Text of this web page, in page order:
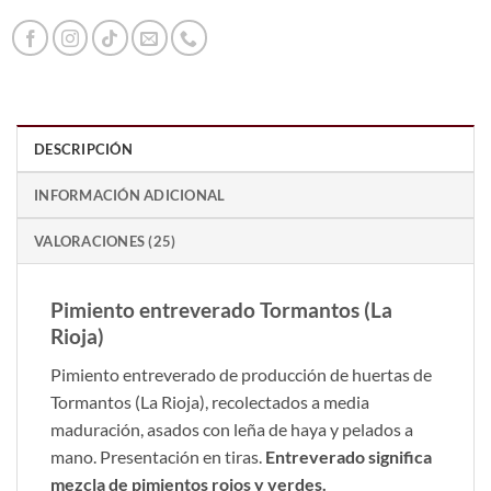
DESCRIPCIÓN
INFORMACIÓN ADICIONAL
VALORACIONES (25)
Pimiento entreverado Tormantos (La
Rioja)
Pimiento entreverado de producción de huertas de
Tormantos (La Rioja), recolectados a media
maduración, asados con leña de haya y pelados a
mano. Presentación en tiras. Entreverado significa
mezcla de pimientos rojos y verdes.